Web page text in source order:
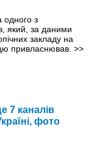
одного з
який, за даними
закладу на
привласнював. >>
7 каналів
фото